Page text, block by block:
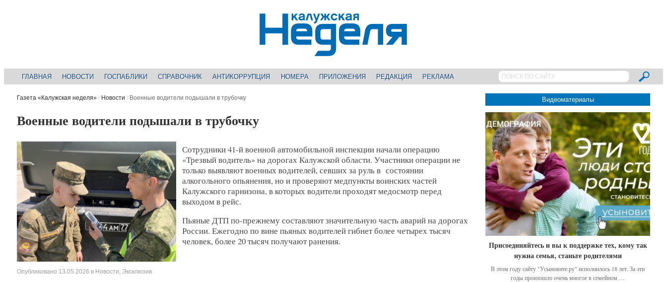
ГЛАВНАЯ НОВОСТИ ГОСПАБЛИКИ СПРАВОЧНИК АНТИКОРРУПЦИЯ НОМЕРА ПРИЛОЖЕНИЯ РЕДАКЦИЯ РЕКЛАМА
Газета «Калужская неделя» / Новости / Военные водители подышали в трубочку
Военные водители подышали в трубочку
Сотрудники 41-й военной автомобильной инспекции начали операцию
«Трезвый водитель» на дорогах Калужской области. Участники операции не
только выявляют военных водителей, севших за руль в состоянии
алкогольного опьянения, но и проверяют медпункты воинских частей
Калужского гарнизона, в которых водители проходят медосмотр перед
выходом в рейс.
Пьяные ДТП по-прежнему составляют значительную часть аварий на дорогах
России. Ежегодно по вине пьяных водителей гибнет более четырех тысяч
человек, более 20 тысяч получают ранения.
Опубликовано 13.05.2026 в Новости Эксклюзив
Видеоматериалы
Присоединяйтесь и вы к поддержке тех, кому так
нужна семья, станьте родителями
В этом году сайту "Усыновите.ру" исполнилось 18 лет. За эти
годы произошло очень многое в семейном …